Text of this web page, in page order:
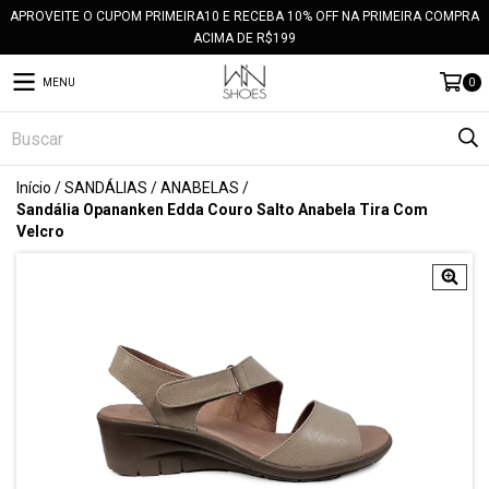
APROVEITE O CUPOM PRIMEIRA10 E RECEBA 10% OFF NA PRIMEIRA COMPRA
ACIMA DE R$199
MENU 0
Início /SANDÁLIAS /ANABELAS /
Sandália Opananken Edda Couro Salto Anabela Tira Com
Velcro